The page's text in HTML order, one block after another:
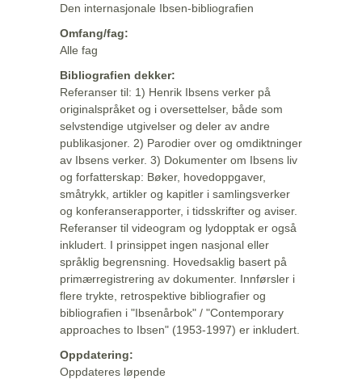
Den internasjonale Ibsen-bibliografien
Omfang/fag:
Alle fag
Bibliografien dekker:
Referanser til: 1) Henrik Ibsens verker på
originalspråket og i oversettelser, både som
selvstendige utgivelser og deler av andre
publikasjoner. 2) Parodier over og omdiktninger
av Ibsens verker. 3) Dokumenter om Ibsens liv
og forfatterskap: Bøker, hovedoppgaver,
småtrykk, artikler og kapitler i samlingsverker
og konferanserapporter, i tidsskrifter og aviser.
Referanser til videogram og lydopptak er også
inkludert. I prinsippet ingen nasjonal eller
språklig begrensning. Hovedsaklig basert på
primærregistrering av dokumenter. Innførsler i
flere trykte, retrospektive bibliografier og
bibliografien i "Ibsenårbok" / "Contemporary
approaches to Ibsen" (1953-1997) er inkludert.
Oppdatering:
Oppdateres løpende